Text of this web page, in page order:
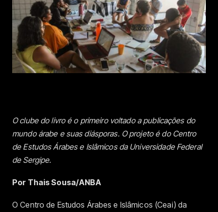
O clube do livro é o primeiro voltado a publicações do
mundo árabe e suas diásporas. O projeto é do Centro
de Estudos Árabes e Islâmicos da Universidade Federal
de Sergipe.
Por Thais Sousa/ANBA
O Centro de Estudos Árabes e Islâmicos (Ceai) da